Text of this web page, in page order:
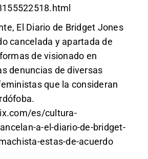
El Diario de Bridget Jones
cancelada y apartada de
de visionado en
denuncias de diversas
que la consideran
es/cultura-
a-el-diario-de-bridget-
estas-de-acuerdo